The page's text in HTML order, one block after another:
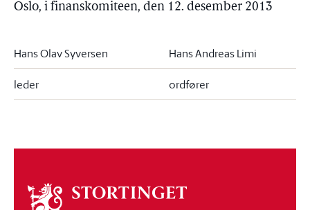
Oslo, i finanskomiteen, den 12. desember 2013
Hans Olav Syversen Hans Andreas Limi
leder ordfører
Om